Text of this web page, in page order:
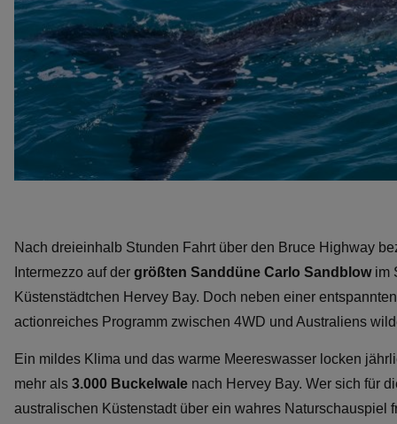
Nach dreieinhalb Stunden Fahrt über den Bruce Highway
Intermezzo auf der größten Sanddüne Carlo Sandblowim
Küstenstädtchen Hervey Bay. Doch neben einer
actionreiches Programm zwischen 4WD und Australiens
Ein mildes Klima und das warme Meereswasser locken
mehr als 3.000 Buckelwale nach Hervey Bay. Wer sich für
australischen Küstenstadt über ein wahres Naturschauspiel